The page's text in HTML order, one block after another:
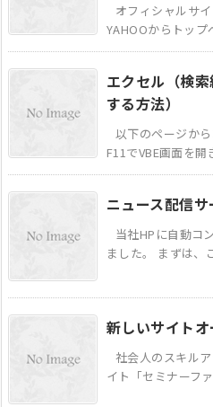
オフィシャルサ
YAHOOからトップ
エクセル（検
する方法）
以下のページか
F11でVBE画面を開
ニュース配信
当社HPに自動コ
ました。 まずは、
新しいサイトオ
社会人のスキル
イト「セミナーフ